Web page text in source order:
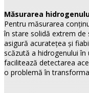
Măsurarea
Pentru măsurarea
în stare solidă extrem de
asigură acurateţea şi
scăzută a hidrogenului
facilitează detectarea
o problemă în